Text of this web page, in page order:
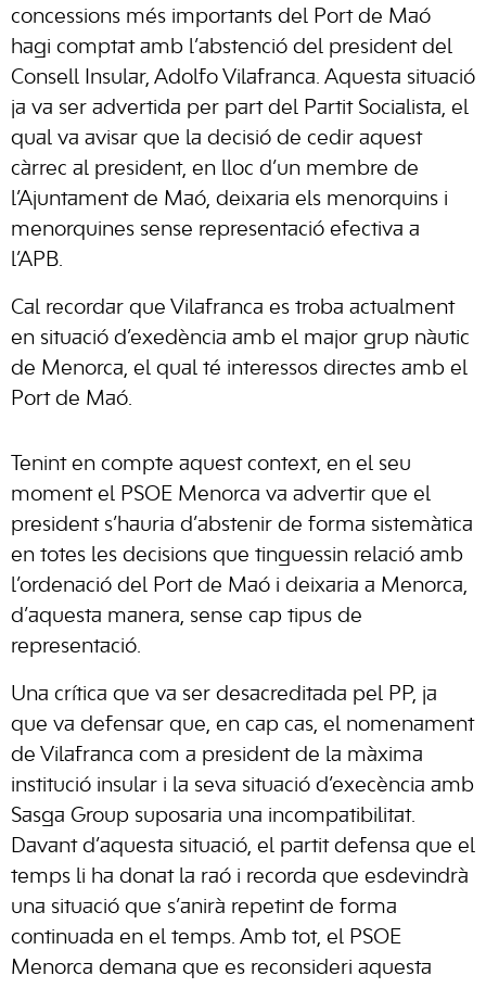
concessions més importants del Port de Maó
hagi comptat amb l’abstenció del president del
Consell Insular, Adolfo Vilafranca. Aquesta situació
ja va ser advertida per part del Partit Socialista, el
qual va avisar que la decisió de cedir aquest
càrrec al president, en lloc d’un membre de
l’Ajuntament de Maó, deixaria els menorquins i
menorquines sense representació efectiva a
l’APB.
Cal recordar que Vilafranca es troba actualment
en situació d’exedència amb el major grup nàutic
de Menorca, el qual té interessos directes amb el
Port de Maó.
Tenint en compte aquest context, en el seu
moment el PSOE Menorca va advertir que el
president s’hauria d’abstenir de forma sistemàtica
en totes les decisions que tinguessin relació amb
l’ordenació del Port de Maó i deixaria a Menorca,
d’aquesta manera, sense cap tipus de
representació.
Una crítica que va ser desacreditada pel PP, ja
que va defensar que, en cap cas, el nomenament
de Vilafranca com a president de la màxima
institució insular i la seva situació d’execència amb
Sasga Group suposaria una incompatibilitat.
Davant d’aquesta situació, el partit defensa que el
temps li ha donat la raó i recorda que esdevindrà
una situació que s’anirà repetint de forma
continuada en el temps. Amb tot, el PSOE
Menorca demana que es reconsideri aquesta